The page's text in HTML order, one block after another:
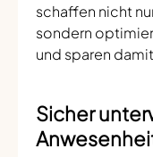
schaffen nicht
sondern
und sparen
Sicher